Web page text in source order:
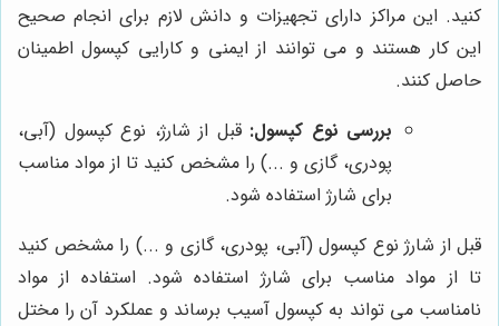
کنید. این مراکز دارای تجهیزات و دانش لازم برای انجام صحیح
این کار هستند و می توانند از ایمنی و کارایی کپسول اطمینان
حاصل کنند.
بررسی نوع کپسول: قبل از شارژ، نوع کپسول (آبی،
پودری، گازی و ...) را مشخص کنید تا از مواد مناسب
برای شارژ استفاده شود.
قبل از شارژ نوع کپسول (آبی، پودری، گازی و ...) را مشخص کنید
تا از مواد مناسب برای شارژ استفاده شود. استفاده از مواد
نامناسب می تواند به کپسول آسیب برساند و عملکرد آن را مختل